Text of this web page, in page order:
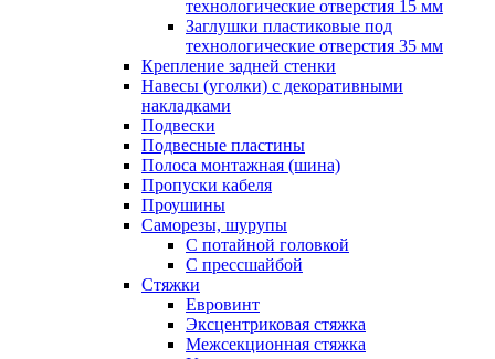
технологические отверстия 15 мм
Заглушки пластиковые под
технологические отверстия 35 мм
Крепление задней стенки
Навесы (уголки) с декоративными
накладками
Подвески
Подвесные пластины
Полоса монтажная (шина)
Пропуски кабеля
Проушины
Саморезы, шурупы
С потайной головкой
С прессшайбой
Стяжки
Евровинт
Эксцентриковая стяжка
Межсекционная стяжка